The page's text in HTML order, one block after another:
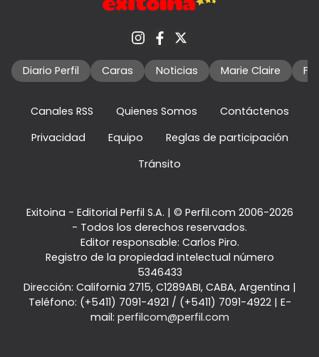
Diario Perfil Caras Noticias Marie Claire
Canales RSS Quienes Somos
Contáctenos
Privacidad
Equipo
Reglas de participación
Tránsito
Exitoina - Editorial Perfil S.A. | © Perfil.com 2006-2026
- Todos los derechos reservados.
Editor responsable: Carlos Piro.
Registro de la propiedad intelectual número
5346433
Dirección: California 2715, C1289ABI, CABA, Argentina |
Teléfono: (+5411) 7091-4921 / (+5411) 7091-4922| E-
mail: perfilcom@perfil.com